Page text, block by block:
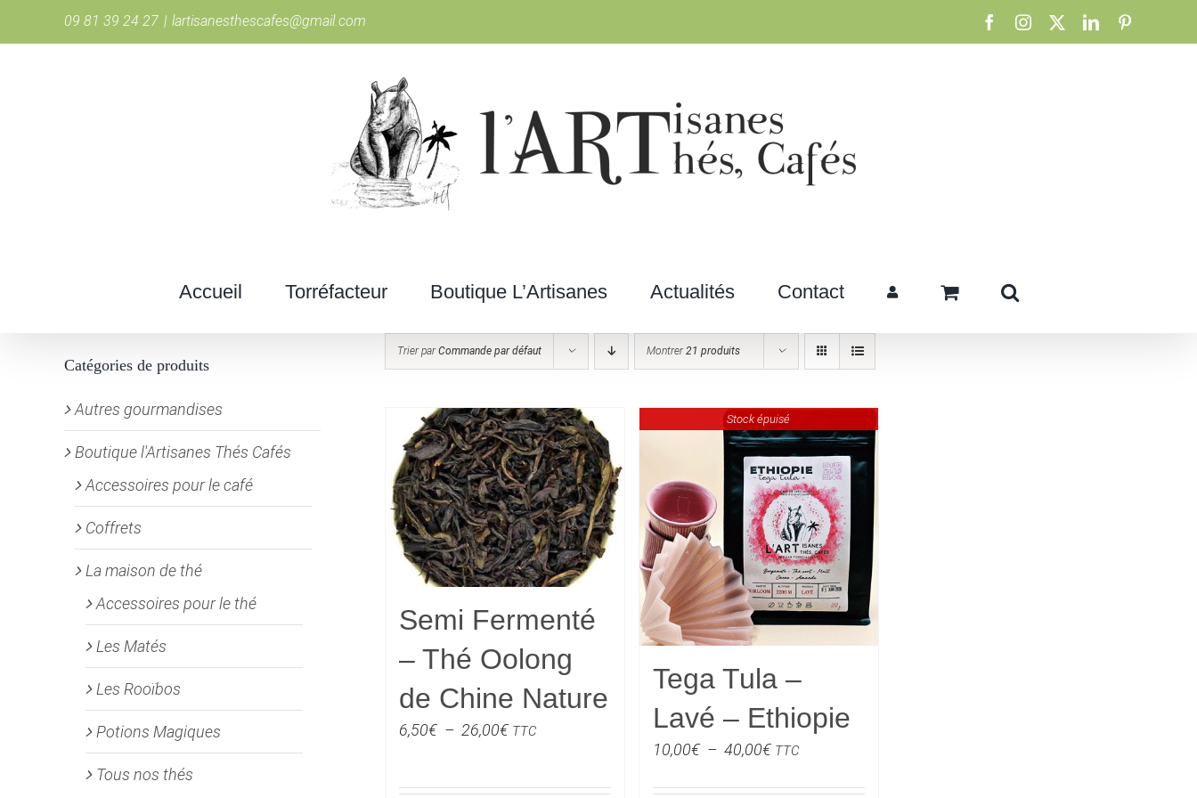
09 81 39 24 27 | lartisanesthescafes@gmail.com FacebookInstagram LinkedIn
Accueil Torréfacteur Boutique L’Artisanes Actualités Contact
Trier parCommande par défaut Montrer21 produits
Semi Fermenté
– Thé Oolong
de Chine Nature
6,50€ – 26,00€Plage
TTC
Stock épuisé
Tega Tula –
Lavé – Ethiopie
10,00€ – 40,00€Plage
TTC
Catégories de produits
Autres gourmandises
Boutique l'Artisanes Thés Cafés
Accessoires pour le café
Coffrets
La maison de thé
Accessoires pour le thé
Les Matés
Les Rooïbos
Potions Magiques
Tous nos thés